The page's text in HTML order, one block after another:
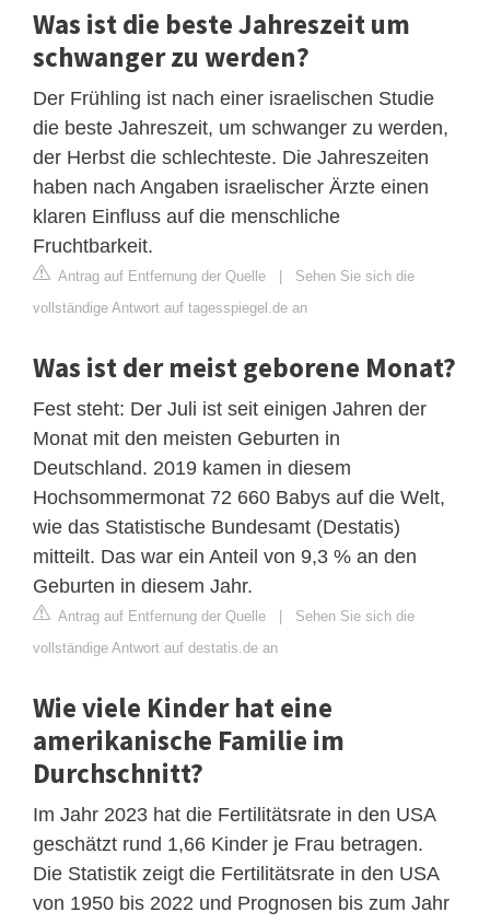
Was ist die beste Jahreszeit um
schwanger zu werden?
Der Frühling ist nach einer israelischen Studie
die beste Jahreszeit, um schwanger zu werden,
der Herbst die schlechteste. Die Jahreszeiten
haben nach Angaben israelischer Ärzte einen
klaren Einfluss auf die menschliche
Fruchtbarkeit.
Antrag auf Entfernung der Quelle | Sehen Sie sich die
vollständige Antwort auf tagesspiegel.de an
Was ist der meist geborene Monat?
Fest steht: Der Juli ist seit einigen Jahren der
Monat mit den meisten Geburten in
Deutschland. 2019 kamen in diesem
Hochsommermonat 72 660 Babys auf die Welt,
wie das Statistische Bundesamt (Destatis)
mitteilt. Das war ein Anteil von 9,3 % an den
Geburten in diesem Jahr.
Antrag auf Entfernung der Quelle | Sehen Sie sich die
vollständige Antwort auf destatis.de an
Wie viele Kinder hat eine
amerikanische Familie im
Durchschnitt?
Im Jahr 2023 hat die Fertilitätsrate in den USA
geschätzt rund 1,66 Kinder je Frau betragen.
Die Statistik zeigt die Fertilitätsrate in den USA
von 1950 bis 2022 und Prognosen bis zum Jahr